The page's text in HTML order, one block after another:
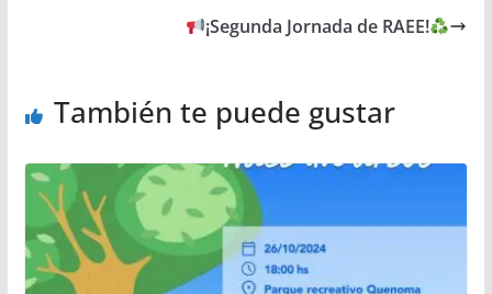
¡Segunda Jornada de RAEE!
También te puede gustar